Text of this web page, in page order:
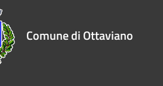
Comune di Ottaviano